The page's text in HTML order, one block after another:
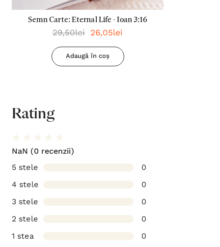
Semn Carte: Eternal Life - Ioan 3:16
29,50lei 26,05lei
Adaugă în coș
Rating
NaN (0 recenzii)
5 stele
0
4 stele
0
3 stele
0
2 stele
0
1 stea
0